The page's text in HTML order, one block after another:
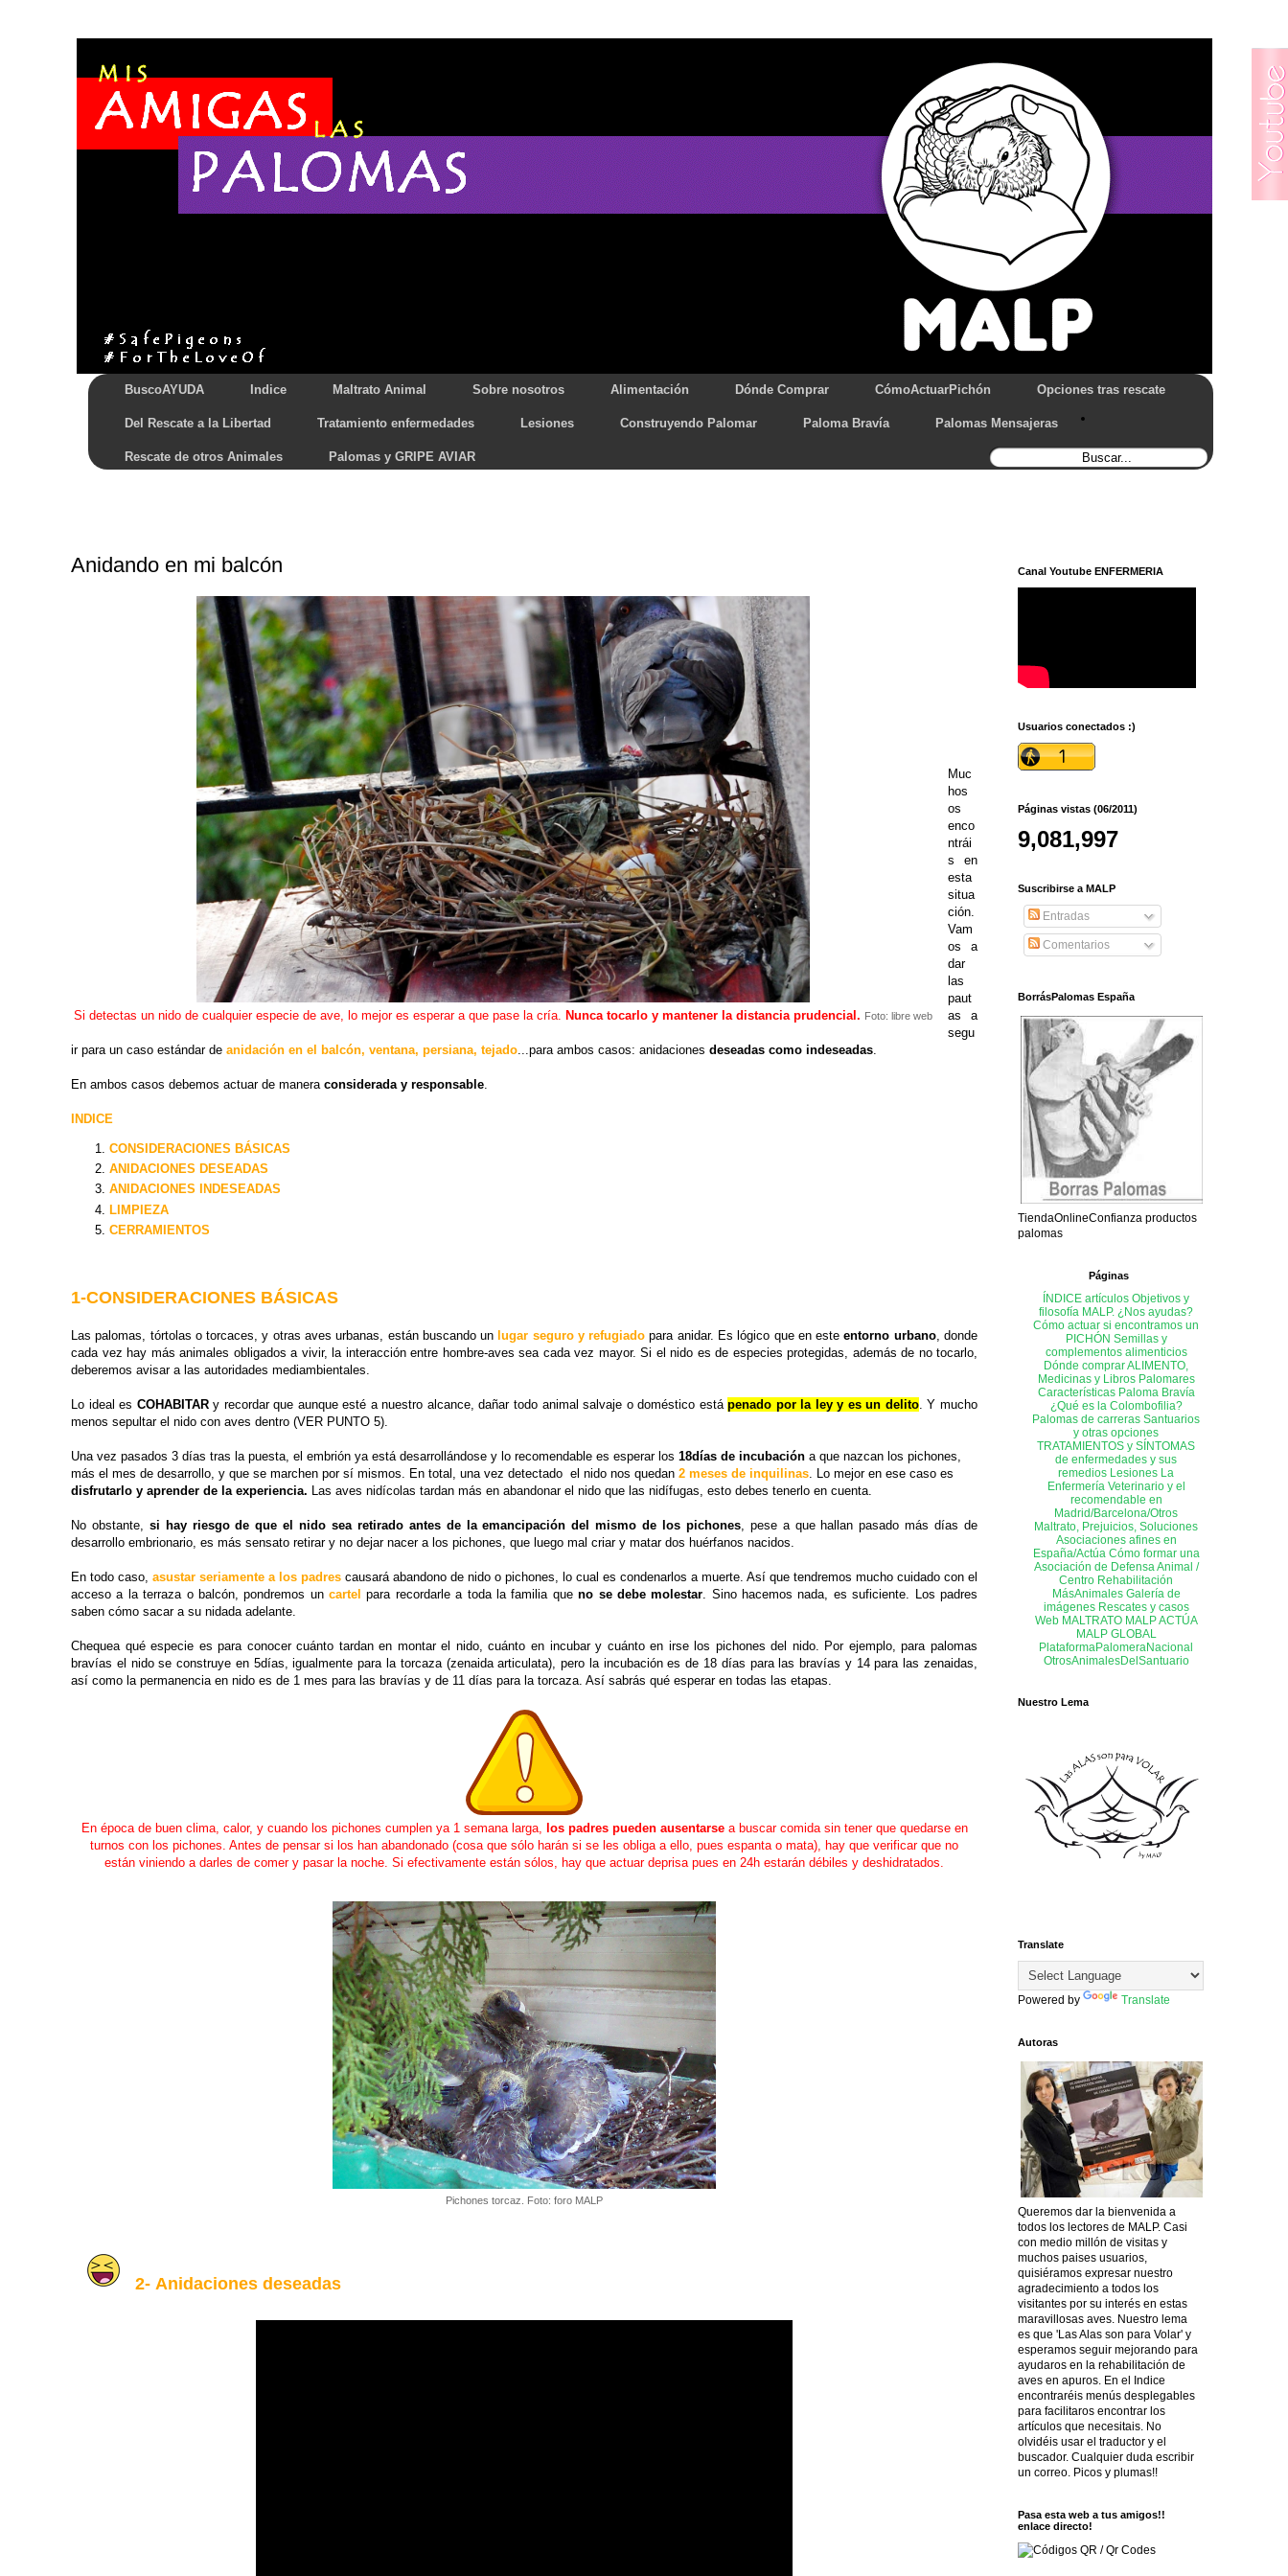
BuscoAYUDA Indice Maltrato Animal Sobre nosotros Alimentación Dónde Comprar CómoActuarPichón Opciones tras rescate
Del Rescate a la Libertad Tratamiento enfermedades Lesiones Construyendo Palomar Paloma Bravía Palomas Mensajeras
Rescate de otros Animales Palomas y GRIPE AVIAR
Anidando en mi balcón
Si detectas un nido de cualquier especie de ave, lo mejor es esperar a que pase la cría. Nunca tocarlo y mantener la distancia prudencial. Foto: libre web
Muc
hos
os
enco
ntrái
s en
esta
situa
ción.
Vam
os a
dar
las
paut
as a
segu
ir para un caso estándar de anidación en el balcón, ventana, persiana, tejado ...para ambos casos: anidaciones deseadas como indeseadas
En ambos casos debemos actuar de manera considerada y responsable
INDICE
CONSIDERACIONES BÁSICAS
ANIDACIONES DESEADAS
ANIDACIONES INDESEADAS
LIMPIEZA
CERRAMIENTOS
1-CONSIDERACIONES BÁSICAS
Las palomas, tórtolas o torcaces, y otras aves urbanas, están buscando un lugar seguro y refugiado para anidar. Es lógico que en esteentorno urbano, donde
cada vez hay más animales obligados a vivir, la interacción entre hombre-aves sea cada vez mayor. Si el nido es de especies protegidas, además de no tocarlo,
deberemos avisar a las autoridades mediambientales.
Lo ideal es COHABITARy recordar que aunque esté a nuestro alcance, dañar todo animal salvaje o doméstico estápenado por la ley y es un delito. Y mucho
menos sepultar el nido con aves dentro (VER PUNTO 5).
Una vez pasados 3 días tras la puesta, el embrión ya está desarrollándose y lo recomendable es esperar los 18días de incubación a que nazcan los pichones,
más el mes de desarrollo, y que se marchen por sí mismos. En total, una vez detectado el nido nos quedan 2 meses de inquilinas. Lo mejor en ese caso es
disfrutarlo y aprender de la experiencia. Las aves nidícolas tardan más en abandonar el nido que las nidífugas, esto debes tenerlo en cuenta.
No obstante, si hay riesgo de que el nido sea retirado antes de la emancipación del mismo de los pichones, pese a que hallan pasado más días de
desarrollo embrionario, es más sensato retirar y no dejar nacer a los pichones, que luego mal criar y matar dos huérfanos nacidos.
En todo caso, asustar seriamente a los padres causará abandono de nido o pichones, lo cual es condenarlos a muerte. Así que tendremos mucho cuidado con el
acceso a la terraza o balcón, pondremos uncartel para recordarle a toda la familia queno se debe molestar. Sino hacemos nada, es suficiente. Los padres
saben cómo sacar a su nidada adelante.
Chequea qué especie es para conocer cuánto tardan en montar el nido, cuánto en incubar y cuánto en irse los pichones del nido. Por ejemplo, para palomas
bravías el nido se construye en 5días, igualmente para la torcaza (zenaida articulata), pero la incubación es de 18 días para las bravías y 14 para las zenaidas,
así como la permanencia en nido es de 1 mes para las bravías y de 11 días para la torcaza. Así sabrás qué esperar en todas las etapas.
En época de buen clima, calor, y cuando los pichones cumplen ya 1 semana larga, los padres pueden ausentarse a buscar comida sin tener que quedarse en
turnos con los pichones. Antes de pensar si los han abandonado (cosa que sólo harán si se les obliga a ello, pues espanta o mata), hay que verificar que no
están viniendo a darles de comer y pasar la noche. Si efectivamente están sólos, hay que actuar deprisa pues en 24h estarán débiles y deshidratados.
Pichones torcaz. Foto: foro MALP
2-Anidaciones deseadas
Canal Youtube ENFERMERIA
Usuarios conectados :)
Páginas vistas (06/2011)
9,081,997
Suscribirse a MALP
Entradas
Comentarios
BorrásPalomas España
TiendaOnlineConfianza productos
palomas
Páginas
ÍNDICE artículos Objetivos y
filosofía MALP. ¿Nos ayudas?
Cómo actuar si encontramos un
PICHÓN Semillas y
complementos alimenticios
Dónde comprar ALIMENTO,
Medicinas y Libros Palomares
Características Paloma Bravía
¿Qué es la Colombofilia?
Palomas de carreras Santuarios
y otras opciones
TRATAMIENTOS y SÍNTOMAS
de enfermedades y sus
remedios Lesiones La
Enfermería Veterinario y el
recomendable en
Madrid/Barcelona/Otros
Maltrato, Prejuicios, Soluciones
Asociaciones afines en
España/Actúa Cómo formar una
Asociación de Defensa Animal /
Centro Rehabilitación
MásAnimales Galería de
imágenes Rescates y casos
Web MALTRATO MALP ACTÚA
MALP GLOBAL
PlataformaPalomeraNacional
OtrosAnimalesDelSantuario
Nuestro Lema
Translate
Powered by Translate
Autoras
Queremos dar la bienvenida a
todos los lectores de MALP. Casi
con medio millón de visitas y
muchos paises usuarios,
quisiéramos expresar nuestro
agradecimiento a todos los
visitantes por su interés en estas
maravillosas aves. Nuestro lema
es que 'Las Alas son para Volar' y
esperamos seguir mejorando para
ayudaros en la rehabilitación de
aves en apuros. En el Indice
encontraréis menús desplegables
para facilitaros encontrar los
artículos que necesitais. No
olvidéis usar el traductor y el
buscador. Cualquier duda escribir
un correo. Picos y plumas!!
Pasa esta web a tus amigos!!
enlace directo!